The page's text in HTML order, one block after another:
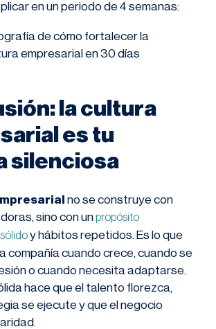
en un periodo de 4 semanas:
la cultura
es tu
silenciosa
no se construye con
sino con un propósito
y hábitos repetidos. Es lo que
compañía cuando crece, cuando se
o cuando necesita adaptarse.
hace que el talento florezca,
se ejecute y que el negocio